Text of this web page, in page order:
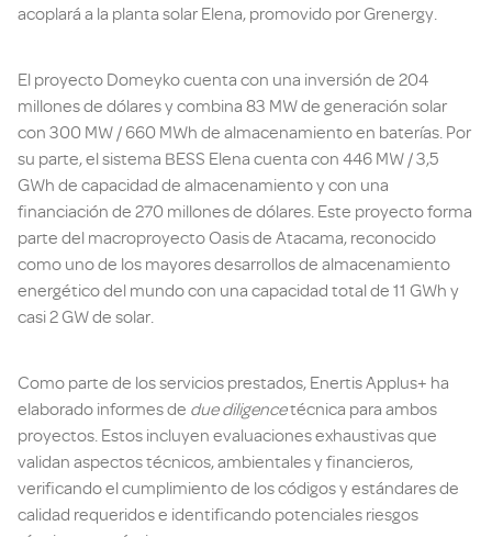
acoplará a la planta solar Elena, promovido por Grenergy.
El proyecto Domeyko cuenta con una inversión de 204
millones de dólares y combina 83 MW de generación solar
con 300 MW / 660 MWh de almacenamiento en baterías. Por
su parte, el sistema BESS Elena cuenta con 446 MW / 3,5
GWh de capacidad de almacenamiento y con una
financiación de 270 millones de dólares. Este proyecto forma
parte del macroproyecto Oasis de Atacama, reconocido
como uno de los mayores desarrollos de almacenamiento
energético del mundo con una capacidad total de 11 GWh y
casi 2 GW de solar.
Como parte de los servicios prestados, Enertis Applus+ ha
elaborado informes de due diligencetécnica para ambos
proyectos. Estos incluyen evaluaciones exhaustivas que
validan aspectos técnicos, ambientales y financieros,
verificando el cumplimiento de los códigos y estándares de
calidad requeridos e identificando potenciales riesgos